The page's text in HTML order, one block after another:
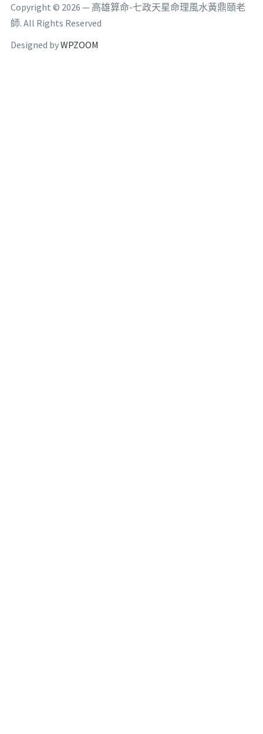
Copyright © 2026 — 高雄算命-七政天星命理風水黃鼎頤老
師. All Rights Reserved
Designed byWPZOOM